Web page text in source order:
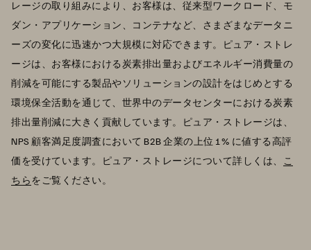
レージの取り組みにより、お客様は、従来型ワークロード、モ
ダン・アプリケーション、コンテナなど、さまざまなデータニ
ーズの変化に迅速かつ大規模に対応できます。ピュア・ストレ
ージは、お客様における炭素排出量およびエネルギー消費量の
削減を可能にする製品やソリューションの設計をはじめとする
環境保全活動を通じて、世界中のデータセンターにおける炭素
排出量削減に大きく貢献しています。ピュア・ストレージは、
NPS 顧客満足度調査において B2B 企業の上位 1% に値する高評
価を受けています。ピュア・ストレージについて詳しくは、
こ
ちらをご覧ください。